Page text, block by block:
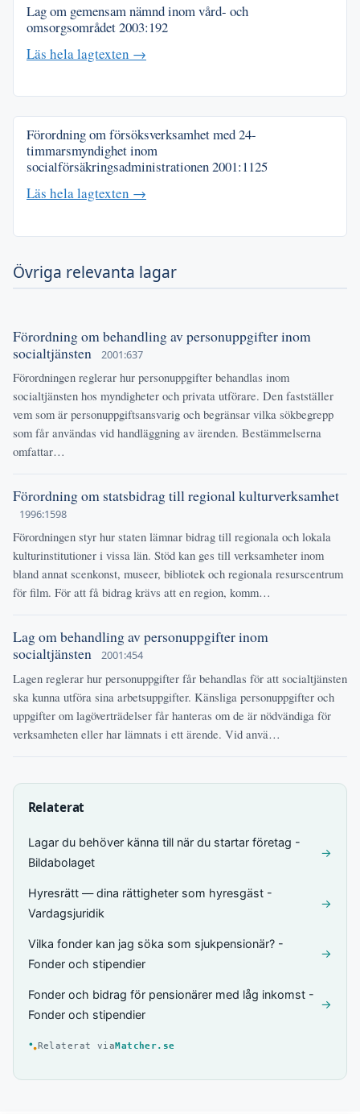
Lag om gemensam nämnd inom vård- och
omsorgsområdet2003:192
Läs hela lagtexten →
Förordning om försöksverksamhet med 24-
timmarsmyndighet inom
socialförsäkringsadministrationen2001:1125
Läs hela lagtexten →
Övriga relevanta lagar
Förordning om behandling av personuppgifter inom
socialtjänsten
2001:637
Förordningen reglerar hur personuppgifter behandlas inom
socialtjänsten hos myndigheter och privata utförare. Den fastställer
vem som är personuppgiftsansvarig och begränsar vilka sökbegrepp
som får användas vid handläggning av ärenden. Bestämmelserna
omfattar…
Förordning om statsbidrag till regional kulturverksamhet
1996:1598
Förordningen styr hur staten lämnar bidrag till regionala och lokala
kulturinstitutioner i vissa län. Stöd kan ges till verksamheter inom
bland annat scenkonst, museer, bibliotek och regionala resurscentrum
för film. För att få bidrag krävs att en region, komm…
Lag om behandling av personuppgifter inom
socialtjänsten
2001:454
Lagen reglerar hur personuppgifter får behandlas för att socialtjänsten
ska kunna utföra sina arbetsuppgifter. Känsliga personuppgifter och
uppgifter om lagöverträdelser får hanteras om de är nödvändiga för
verksamheten eller har lämnats i ett ärende. Vid anvä…
Relaterat
Lagar du behöver känna till när du startar företag -
Bildabolaget
→
Hyresrätt — dina rättigheter som hyresgäst -
Vardagsjuridik
→
Vilka fonder kan jag söka som sjukpensionär? -
Fonder och stipendier
→
Fonder och bidrag för pensionärer med låg inkomst -
Fonder och stipendier
→
Relaterat viaMatcher.se